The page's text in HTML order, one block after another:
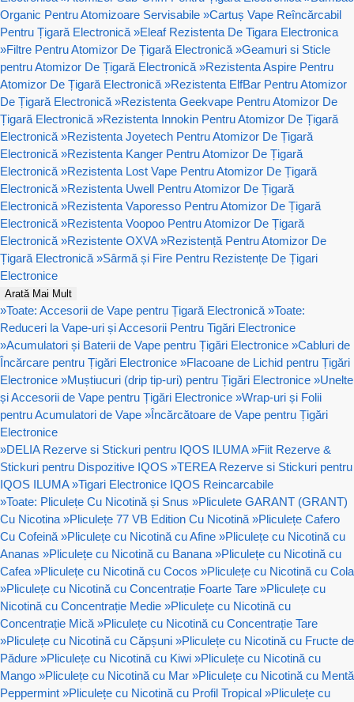
Organic Pentru Atomizoare Servisabile »Cartuș Vape Reîncărcabil
Pentru Țigară Electronică »Eleaf Rezistenta De Tigara Electronica
»Filtre Pentru Atomizor De Țigară Electronică »Geamuri si Sticle
pentru Atomizor De Țigară Electronică »Rezistenta Aspire Pentru
Atomizor De Țigară Electronică »Rezistenta ElfBar Pentru Atomizor
De Țigară Electronică »Rezistenta Geekvape Pentru Atomizor De
Țigară Electronică »Rezistenta Innokin Pentru Atomizor De Țigară
Electronică »Rezistenta Joyetech Pentru Atomizor De Țigară
Electronică »Rezistenta Kanger Pentru Atomizor De Țigară
Electronică »Rezistenta Lost Vape Pentru Atomizor De Țigară
Electronică »Rezistenta Uwell Pentru Atomizor De Țigară
Electronică »Rezistenta Vaporesso Pentru Atomizor De Țigară
Electronică »Rezistenta Voopoo Pentru Atomizor De Țigară
Electronică »Rezistente OXVA »Rezistență Pentru Atomizor De
Țigară Electronică »Sârmă și Fire Pentru Rezistențe De Țigari
Electronice
Arată Mai Mult
»Toate: Accesorii de Vape pentru Țigară Electronică »Toate:
Reduceri la Vape-uri și Accesorii Pentru Tigări Electronice
»Acumulatori și Baterii de Vape pentru Țigări Electronice »Cabluri de
Încărcare pentru Țigări Electronice »Flacoane de Lichid pentru Țigări
Electronice »Muștiucuri (drip tip-uri) pentru Țigări Electronice »Unelte
și Accesorii de Vape pentru Țigări Electronice »Wrap-uri și Folii
pentru Acumulatori de Vape »Încărcătoare de Vape pentru Țigări
Electronice
»DELIA Rezerve si Stickuri pentru IQOS ILUMA »Fiit Rezerve &
Stickuri pentru Dispozitive IQOS »TEREA Rezerve si Stickuri pentru
IQOS ILUMA »Tigari Electronice IQOS Reincarcabile
»Toate: Pliculețe Cu Nicotină și Snus »Pliculete GARANT (GRANT)
Cu Nicotina »Pliculețe 77 VB Edition Cu Nicotină »Pliculețe Cafero
Cu Cofeină »Pliculețe cu Nicotină cu Afine »Pliculețe cu Nicotină cu
Ananas »Pliculețe cu Nicotină cu Banana »Pliculețe cu Nicotină cu
Cafea »Pliculețe cu Nicotină cu Cocos »Pliculețe cu Nicotină cu Cola
»Pliculețe cu Nicotină cu Concentrație Foarte Tare »Pliculețe cu
Nicotină cu Concentrație Medie »Pliculețe cu Nicotină cu
Concentrație Mică »Pliculețe cu Nicotină cu Concentrație Tare
»Pliculețe cu Nicotină cu Căpșuni »Pliculețe cu Nicotină cu Fructe de
Pădure »Pliculețe cu Nicotină cu Kiwi »Pliculețe cu Nicotină cu
Mango »Pliculețe cu Nicotină cu Mar »Pliculețe cu Nicotină cu Mentă
Peppermint »Pliculețe cu Nicotină cu Profil Tropical »Pliculețe cu